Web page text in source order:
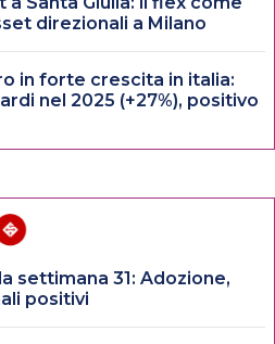
direzionali a Milano
in forte crescita in italia:
nel 2025 (+27%), positivo
settimana 31: Adozione,
positivi